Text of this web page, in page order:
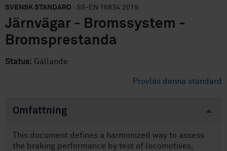
SVENSK STANDARD · SS-EN 16834:2019
Järnvägar - Bromssystem -
Bromsprestanda
Status: Gällande
Provläs denna standard
Omfattning
This document defines a harmonized way to assess
the braking performance by test of locomotives,